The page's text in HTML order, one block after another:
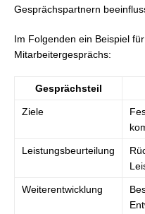
Gesprächspartnern
Im Folgenden ein Beispiel
Mitarbeitergesprächs:
Gesprächsteil
Ziele
Leistungsbeurteilung
Weiterentwicklung